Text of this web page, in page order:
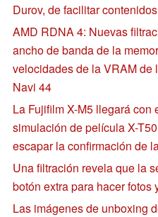
Durov, de facilitar
AMD RDNA 4: Nuevas
ancho de banda de la
velocidades de la VRAM de
Navi 44
La Fujifilm X-M5 llegará con
simulación de película X-
escapar la confirmación de
Una filtración revela que la
botón extra para hacer fotos
Las imágenes de unboxing